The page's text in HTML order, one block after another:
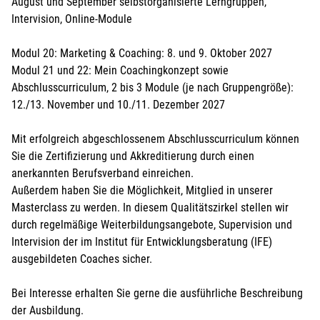
Intervision, Online-Module
Modul 20: Marketing & Coaching: 8. und 9. Oktober 2027
Modul 21 und 22: Mein Coachingkonzept sowie
Abschlusscurriculum, 2 bis 3 Module (je nach Gruppengröße):
12./13. November und 10./11. Dezember 2027
Mit erfolgreich abgeschlossenem Abschlusscurriculum können
Sie die Zertifizierung und Akkreditierung durch einen
anerkannten Berufsverband einreichen.
Außerdem haben Sie die Möglichkeit, Mitglied in unserer
Masterclass zu werden. In diesem Qualitätszirkel stellen wir
durch regelmäßige Weiterbildungsangebote, Supervision und
Intervision der im Institut für Entwicklungsberatung (IFE)
ausgebildeten Coaches sicher.
Bei Interesse erhalten Sie gerne die ausführliche Beschreibung
der Ausbildung.